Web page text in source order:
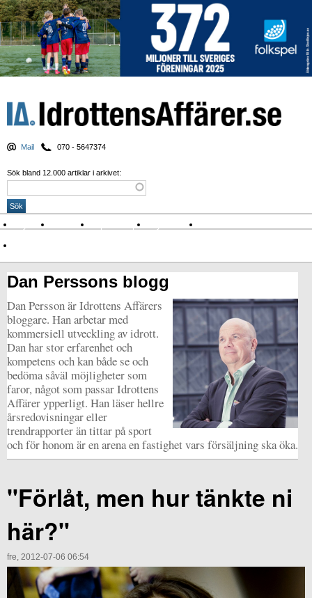
Mail 070 - 5647374
Sök bland 12.000 artiklar i arkivet:
Nyheter Krönikor Sport & spel Nyhetsbrev
Dan Perssons blogg
Dan Persson är Idrottens Affärers
bloggare. Han arbetar med
kommersiell utveckling av idrott.
Dan har stor erfarenhet och
kompetens och kan både se och
bedöma såväl möjligheter som
faror, något som passar Idrottens
Affärer ypperligt. Han läser hellre
årsredovisningar eller
trendrapporter än tittar på sport
och för honom är en arena en fastighet vars försäljning ska öka.
"Förlåt, men hur tänkte ni
här?"
fre, 2012-07-06 06:54